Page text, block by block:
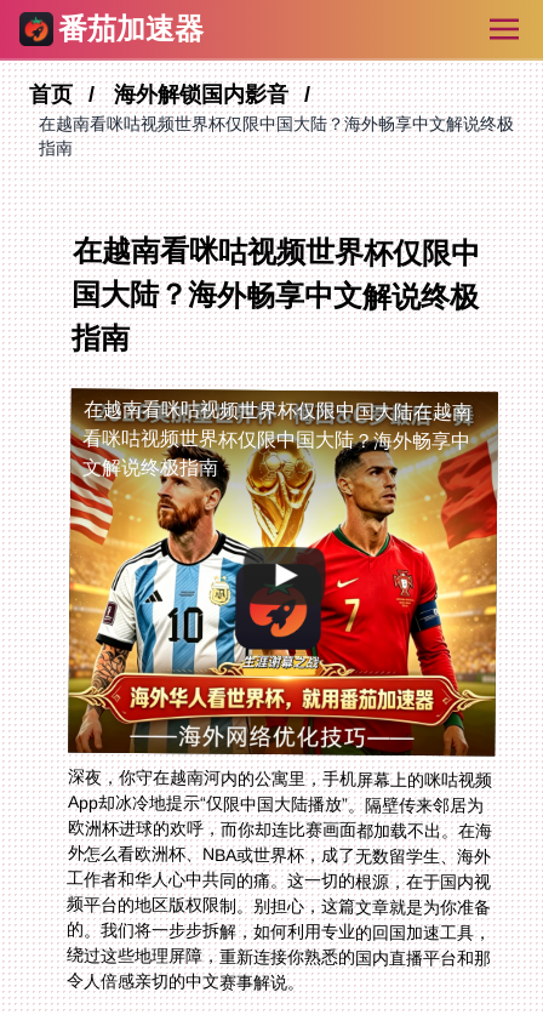
番茄加速器
首页 海外解锁国内影音
在越南看咪咕视频世界杯仅限中国大陆？海外畅享中文解说终极
指南
在越南看咪咕视频世界杯仅限中
国大陆？海外畅享中文解说终极
指南
在越南看咪咕视频世界杯仅限中国大陆在越南
看咪咕视频世界杯仅限中国大陆？海外畅享中
文解说终极指南
深夜，你守在越南河内的公寓里，手机屏幕上的咪咕视频
App却冰冷地提示“仅限中国大陆播放”。隔壁传来邻居为
欧洲杯进球的欢呼，而你却连比赛画面都加载不出。在海
外怎么看欧洲杯、NBA或世界杯，成了无数留学生、海外
工作者和华人心中共同的痛。这一切的根源，在于国内视
频平台的地区版权限制。别担心，这篇文章就是为你准备
的。我们将一步步拆解，如何利用专业的回国加速工具，
绕过这些地理屏障，重新连接你熟悉的国内直播平台和那
令人倍感亲切的中文赛事解说。